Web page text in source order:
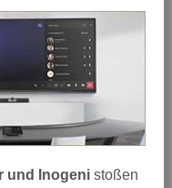
und Inogeni stoßen